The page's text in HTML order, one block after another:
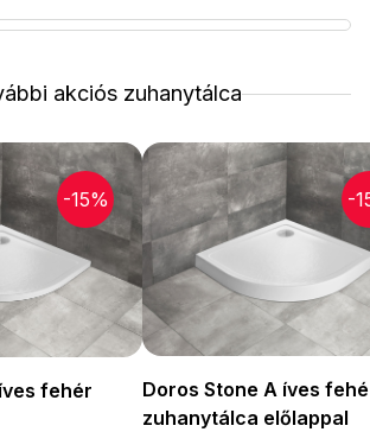
akciós zuhanytálca
-15%
fehér
-
Doros Stone A íves
zuhanytálca előlappal